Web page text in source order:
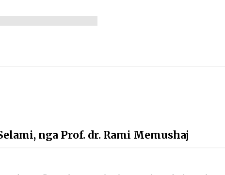
nga Prof. dr. Rami Memushaj